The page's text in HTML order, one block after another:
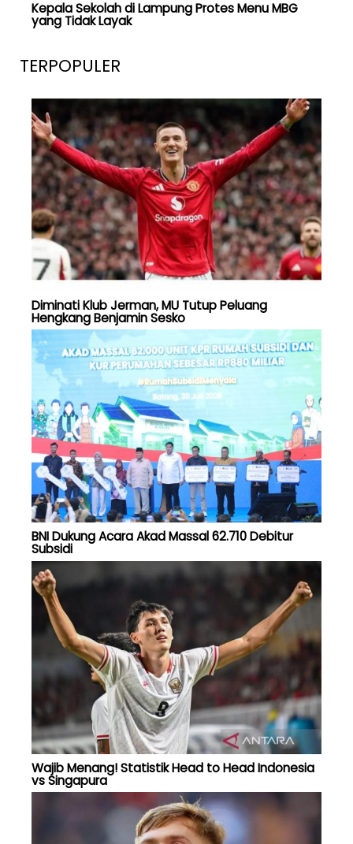
Kepala Sekolah di Lampung Protes Menu MBG
yang Tidak Layak
TERPOPULER
Diminati Klub Jerman, MU Tutup Peluang
Hengkang Benjamin Sesko
BNI Dukung Acara Akad Massal 62.710 Debitur
Subsidi
Wajib Menang! Statistik Head to Head Indonesia
vs Singapura